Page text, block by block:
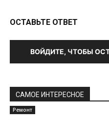
ОСТАВЬТЕ ОТВЕТ
ВОЙДИТЕ, ЧТОБЫ
САМОЕ ИНТЕРЕСНОЕ
Ремонт